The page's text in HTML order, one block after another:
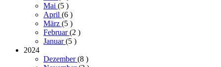
Mai (5 )
April (6 )
März (5 )
Februar(2 )
Januar(5 )
2024
Dezember(8 )